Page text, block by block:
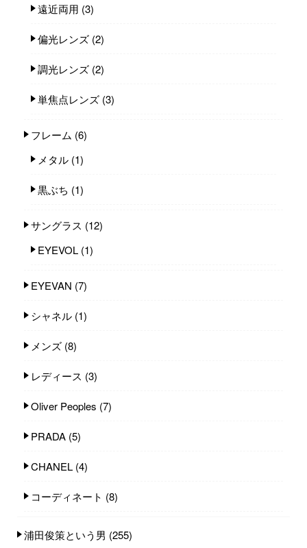
遠近両用 (3)
偏光レンズ (2)
調光レンズ (2)
単焦点レンズ (3)
フレーム (6)
メタル (1)
黒ぶち (1)
サングラス (12)
EYEVOL (1)
EYEVAN (7)
シャネル (1)
メンズ (8)
レディース (3)
Oliver Peoples (7)
PRADA (5)
CHANEL (4)
コーディネート (8)
浦田俊策という男 (255)